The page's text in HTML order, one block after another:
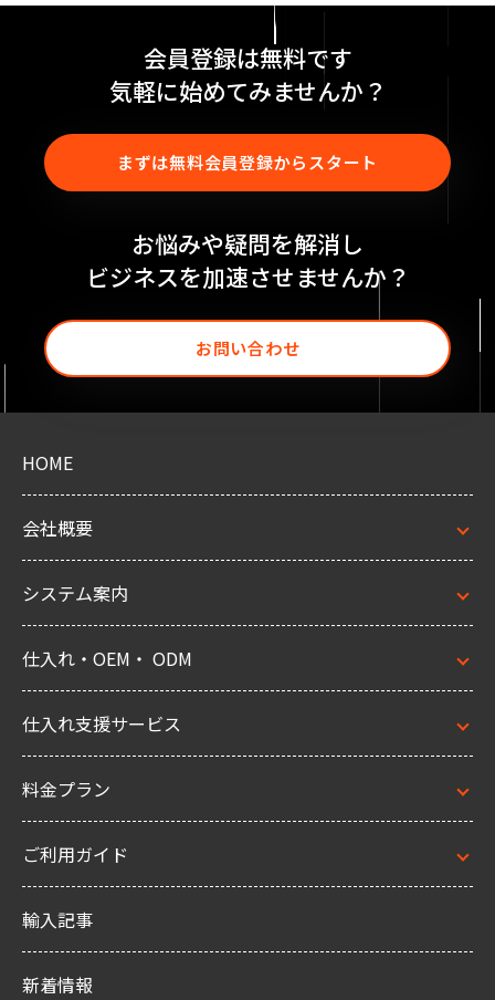
会員登録は無料です
気軽に始めてみませんか？
まずは無料会員登録からスタート
お悩みや疑問を解消し
ビジネスを加速させませんか？
お問い合わせ
HOME
会社概要
システム案内
仕入れ・OEM・ ODM
仕入れ支援サービス
料金プラン
ご利用ガイド
輸入記事
新着情報